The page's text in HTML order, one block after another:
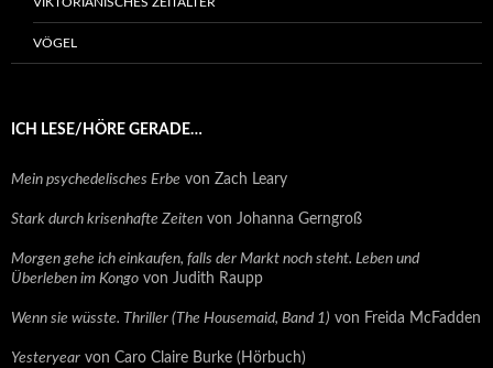
VÖGEL
ICH LESE/HÖRE GERADE…
Mein psychedelisches Erbe von Zach Leary
Stark durch krisenhafte Zeiten von Johanna Gerngroß
Morgen gehe ich einkaufen, falls der Markt noch steht. Leben und
Überleben im Kongo von Judith Raupp
Wenn sie wüsste. Thriller (The Housemaid, Band 1) von Freida McFadden
Yesteryear von Caro Claire Burke (Hörbuch)